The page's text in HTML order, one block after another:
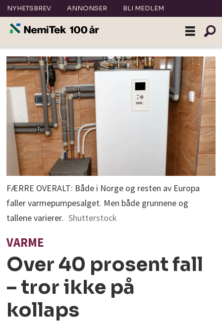
NYHETSBREV ANNONSER BLI MEDLEM
FÆRRE OVERALT: Både i Norge og resten av Europa
faller varmepumpesalget. Men både grunnene og
tallene varierer. Shutterstock
VARME
Over 40 prosent fall
– tror ikke på
kollaps